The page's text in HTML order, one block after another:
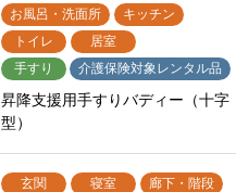
お風呂・洗面所
キッチン
トイレ
居室
手すり
介護保険対象レンタル品
昇降支援用手すりバディー（十字
型）
玄関 寝室
廊下・階段